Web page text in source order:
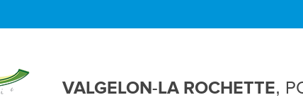
VALGELON-LA ROCHETTE,